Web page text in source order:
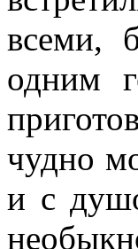
всеми,
одним
чудно
и с